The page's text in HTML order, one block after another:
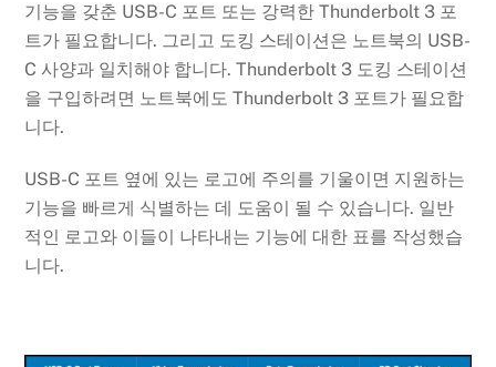
기능을 갖춘 USB-C 포트 또는 강력한 Thunderbolt 3 포
트가 필요합니다. 그리고 도킹 스테이션은 노트북의 USB-
C 사양과 일치해야 합니다. Thunderbolt 3 도킹 스테이션
을 구입하려면 노트북에도 Thunderbolt 3 포트가 필요합
니다.
USB-C 포트 옆에 있는 로고에 주의를 기울이면 지원하는
기능을 빠르게 식별하는 데 도움이 될 수 있습니다. 일반
적인 로고와 이들이 나타내는 기능에 대한 표를 작성했습
니다.